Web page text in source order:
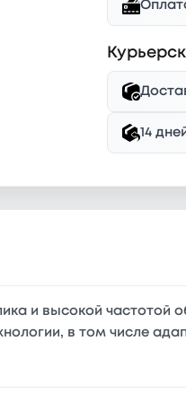
14
и высокой частотой
в том числе